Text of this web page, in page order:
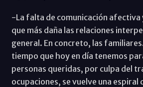
-La falta de comunicación afectiva
que más daña las relaciones
general. En concreto, las
tiempo que hoy en día tenemos
personas queridas, por culpa del
ocupaciones, se vuelve una espiral